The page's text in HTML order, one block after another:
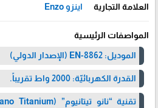
العلامة التجارية اينزو Enzo
المواصفات الرئيسية
الموديل: EN-8862 (الإصدار الدولي)
القدرة الكهربائيّة: 2000 واط تقريباً.